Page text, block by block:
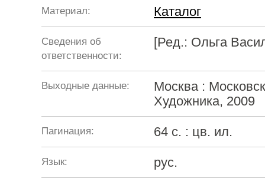
Материал: Каталог
Сведения об
ответственности:
[Ред.: Ольга
Выходные данные:
Москва :
Художника, 2009
Пагинация: 64 с. : цв. ил.
Язык: рус.